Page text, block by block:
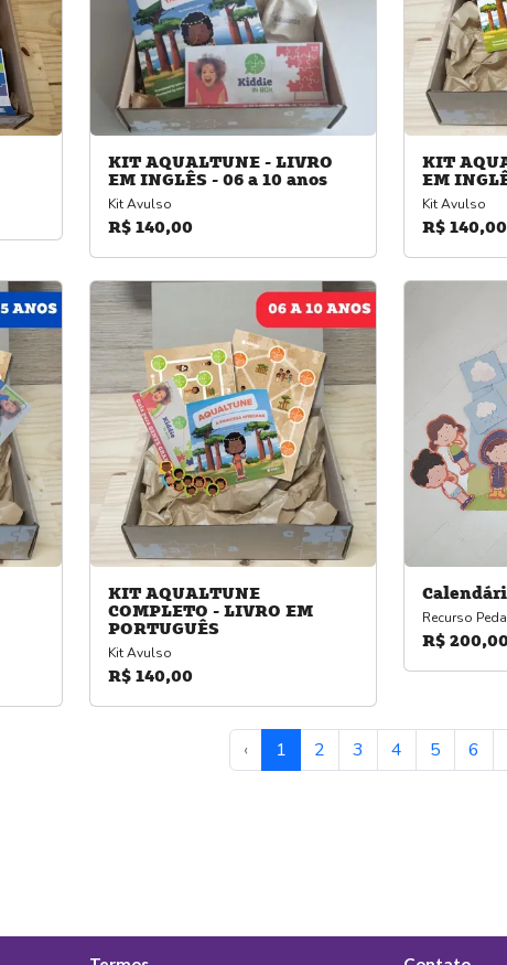
KIT AQUALTUNE - LIVRO
EM INGLÊS - 06 a 10 anos
Kit Avulso
R$ 140,00
KIT
EM
Kit Avulso
R$ 140,00
KIT AQUALTUNE
COMPLETO - LIVRO EM
PORTUGUÊS
Kit Avulso
R$ 140,00
Recurso
R$
‹ 1 2 3 4 5 6